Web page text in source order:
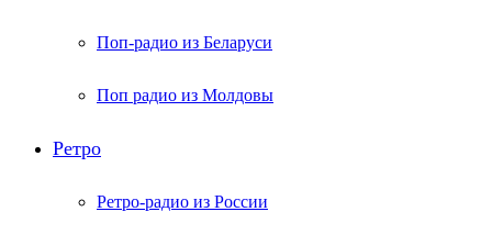
Поп-радио из Беларуси
Поп радио из Молдовы
Ретро
Ретро-радио из России